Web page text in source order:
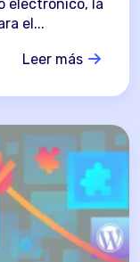
electrónico, la
el...
Leer más